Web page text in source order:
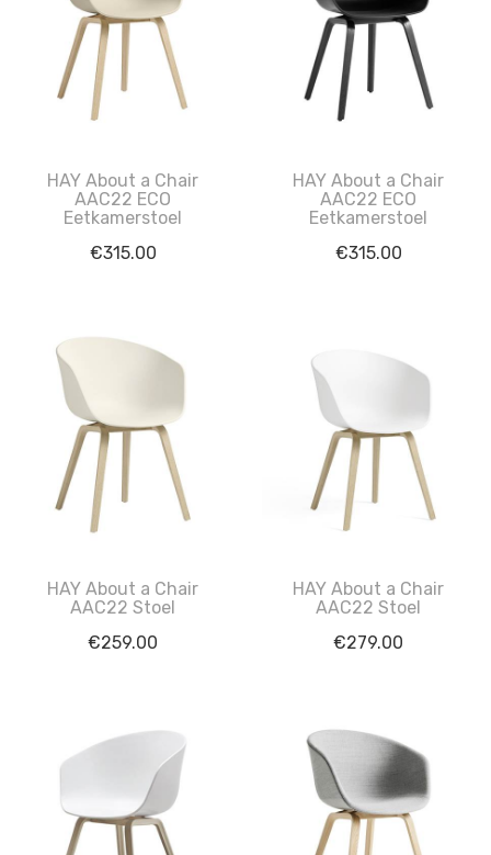
HAY About a Chair
AAC22 ECO
Eetkamerstoel
€315.00
HAY About a Chair
AAC22 ECO
Eetkamerstoel
€315.00
HAY About a Chair
AAC22 Stoel
€259.00
HAY About a Chair
AAC22 Stoel
€279.00